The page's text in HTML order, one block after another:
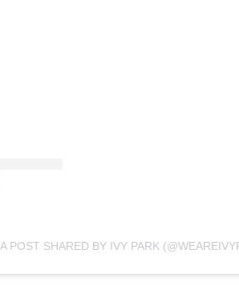
A POST SHARED BY IVY PARK